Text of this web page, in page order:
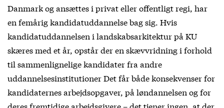
Danmark og ansættes i privat eller offentligt regi, har
en femårig kandidatuddannelse bag sig. Hvis
kandidatuddannelsen i landskabsarkitektur på KU
skæres med et år, opstår der en skævvridning i forhold
til sammenlignelige kandidater fra andre
uddannelsesinstitutioner Det får både konsekvenser for
kandidaternes arbejdsopgaver, på løndannelsen og for